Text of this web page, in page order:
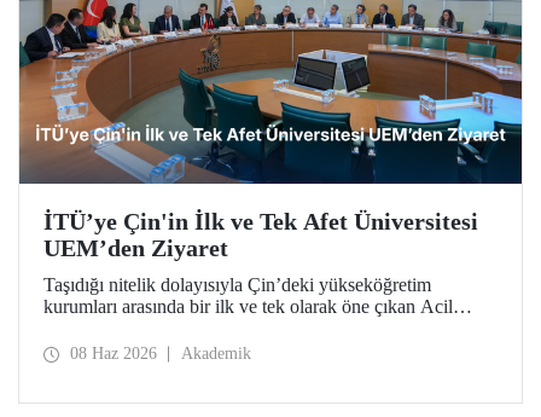
İTÜ’ye Çin'in İlk ve Tek Afet Üniversitesi
UEM’den Ziyaret
Taşıdığı nitelik dolayısıyla Çin’deki yükseköğretim
kurumları arasında bir ilk ve tek olarak öne çıkan Acil
Management – UEM) heyeti, İTÜ’ye ziyarette bulundu.
08 Haz 2026 Akademik